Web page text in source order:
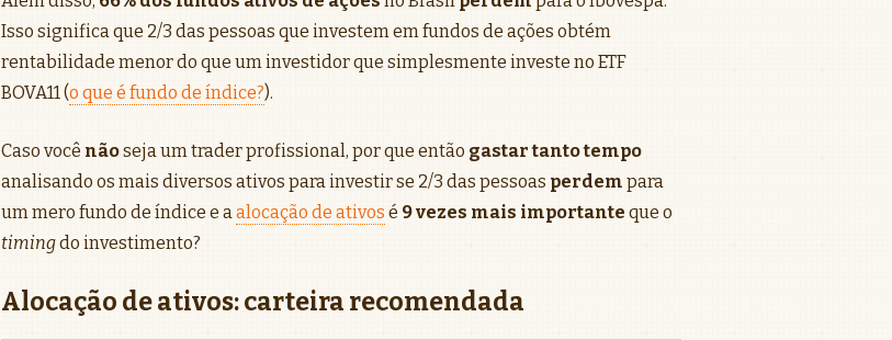
Isso significa que 2/3 das pessoas que investem em fundos de ações obtém
rentabilidade menor do que um investidor que simplesmente investe no ETF
BOVA11 (o que é fundo de índice?).
Caso você nãoseja um trader profissional, por que então gastar tanto tempo
analisando os mais diversos ativos para investir se 2/3 das pessoas perdem para
um mero fundo de índice e aalocação de ativos é 9 vezes mais importante que o
timingdo investimento?
Alocação de ativos: carteira recomendada